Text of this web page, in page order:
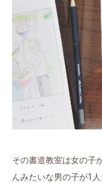
その書道教室は女の子
んみたいな男の子が1